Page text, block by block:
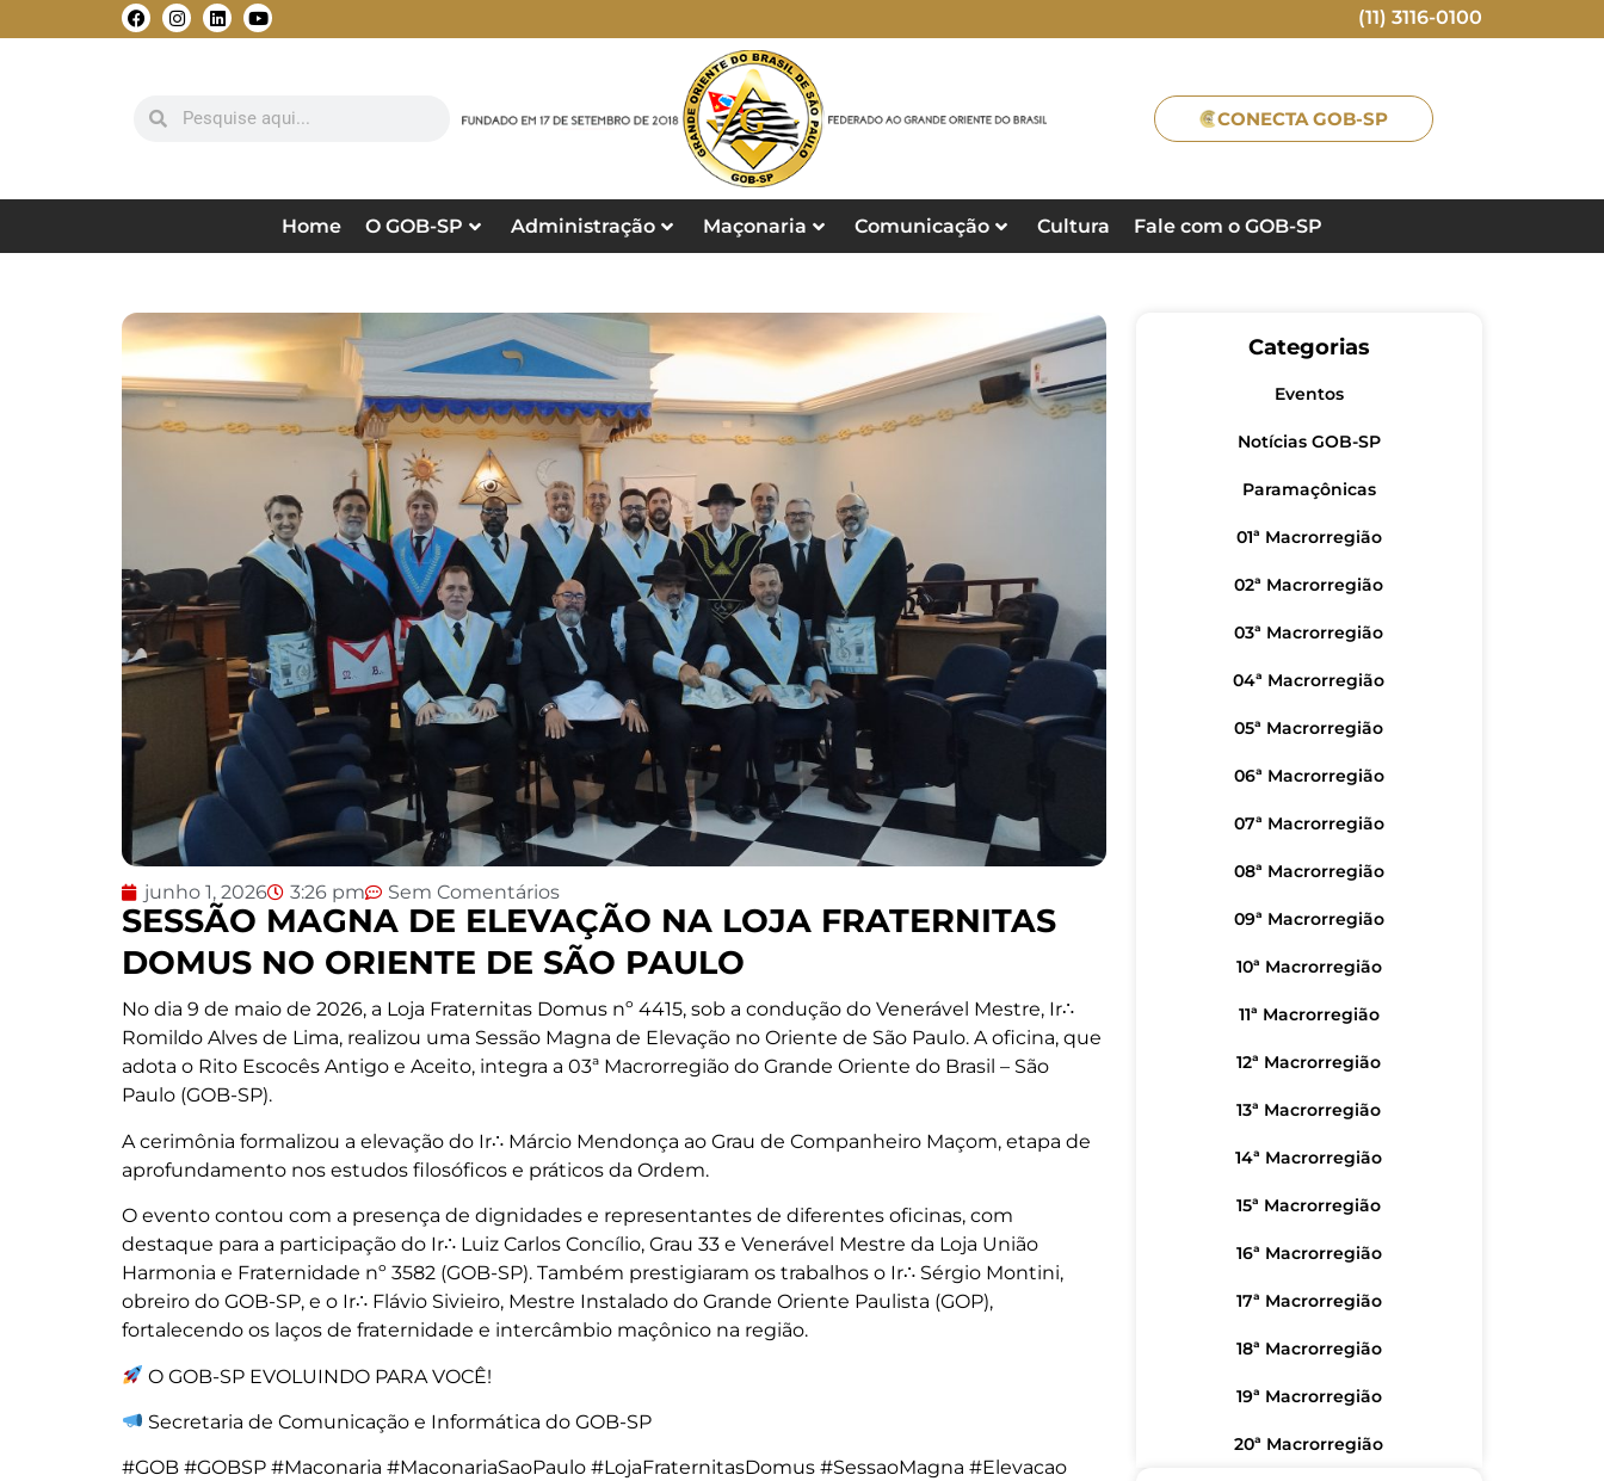
(11) 3116-0100
CONECTA GOB-SP
Home O GOB-SP Administração Maçonaria Comunicação Cultura Fale com o GOB-SP
junho 1, 2026 3:26 pm Sem Comentários
SESSÃO MAGNA DE ELEVAÇÃO NA LOJA FRATERNITAS
DOMUS NO ORIENTE DE SÃO PAULO
No dia 9 de maio de 2026, a Loja Fraternitas Domus nº 4415, sob a condução do Venerável Mestre, Ir∴
Romildo Alves de Lima, realizou uma Sessão Magna de Elevação no Oriente de São Paulo. A oficina, que
adota o Rito Escocês Antigo e Aceito, integra a 03ª Macrorregião do Grande Oriente do Brasil – São
Paulo (GOB-SP).
A cerimônia formalizou a elevação do Ir∴ Márcio Mendonça ao Grau de Companheiro Maçom, etapa de
aprofundamento nos estudos filosóficos e práticos da Ordem.
O evento contou com a presença de dignidades e representantes de diferentes oficinas, com
destaque para a participação do Ir∴ Luiz Carlos Concílio, Grau 33 e Venerável Mestre da Loja União
Harmonia e Fraternidade nº 3582 (GOB-SP). Também prestigiaram os trabalhos o Ir∴ Sérgio Montini,
obreiro do GOB-SP, e o Ir∴ Flávio Sivieiro, Mestre Instalado do Grande Oriente Paulista (GOP),
fortalecendo os laços de fraternidade e intercâmbio maçônico na região.
O GOB-SP EVOLUINDO PARA VOCÊ!
Secretaria de Comunicação e Informática do GOB-SP
#GOB #GOBSP #Maconaria #MaconariaSaoPaulo #LojaFraternitasDomus #SessaoMagna #Elevacao
Categorias
Eventos
Notícias GOB-SP
Paramaçônicas
01ª Macrorregião
02ª Macrorregião
03ª Macrorregião
04ª Macrorregião
05ª Macrorregião
06ª Macrorregião
07ª Macrorregião
08ª Macrorregião
09ª Macrorregião
10ª Macrorregião
11ª Macrorregião
12ª Macrorregião
13ª Macrorregião
14ª Macrorregião
15ª Macrorregião
16ª Macrorregião
17ª Macrorregião
18ª Macrorregião
19ª Macrorregião
20ª Macrorregião